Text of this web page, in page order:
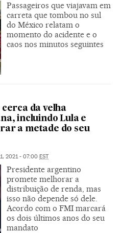
Passageiros que viajavam em
carreta que tombou no sul
do México relatam o
momento do acidente e o
caos nos minutos seguintes
da velha
incluindo Lula e
a metade do seu
2021 - 07:00 EST
Presidente argentino
promete melhorar a
distribuição de renda, mas
isso não depende só dele.
Acordo com o FMI marcará
os dois últimos anos do seu
mandato